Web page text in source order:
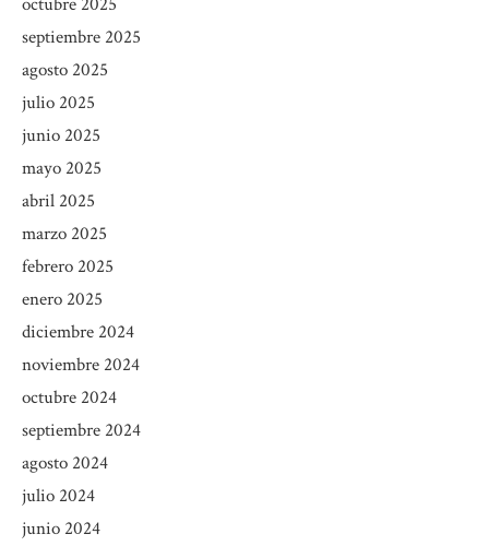
septiembre 2025
agosto 2025
julio 2025
junio 2025
mayo 2025
abril 2025
marzo 2025
febrero 2025
enero 2025
diciembre 2024
noviembre 2024
octubre 2024
septiembre 2024
agosto 2024
julio 2024
junio 2024